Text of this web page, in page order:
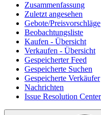
Zusammenfassung
Zuletzt angesehen
Gebote/Preisvorschläge
Beobachtungsliste
Kaufen - Übersicht
Verkaufen - Übersicht
Gespeicherter Feed
Gespeicherte Suchen
Gespeicherte Verkäufer
Nachrichten
Issue Resolution Center